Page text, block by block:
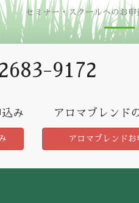
セミナー・スクールへのお
9172
み アロマブレンド
アロマブレンドお